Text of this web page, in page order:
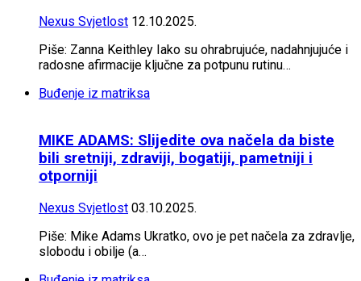
Nexus Svjetlost 12.10.2025.
Piše: Zanna Keithley Iako su ohrabrujuće, nadahnjujuće i
radosne afirmacije ključne za potpunu rutinu…
Buđenje iz matriksa
MIKE ADAMS: Slijedite ova načela da biste
bili sretniji, zdraviji, bogatiji, pametniji i
otporniji
Nexus Svjetlost 03.10.2025.
Piše: Mike Adams Ukratko, ovo je pet načela za zdravlje,
slobodu i obilje (a…